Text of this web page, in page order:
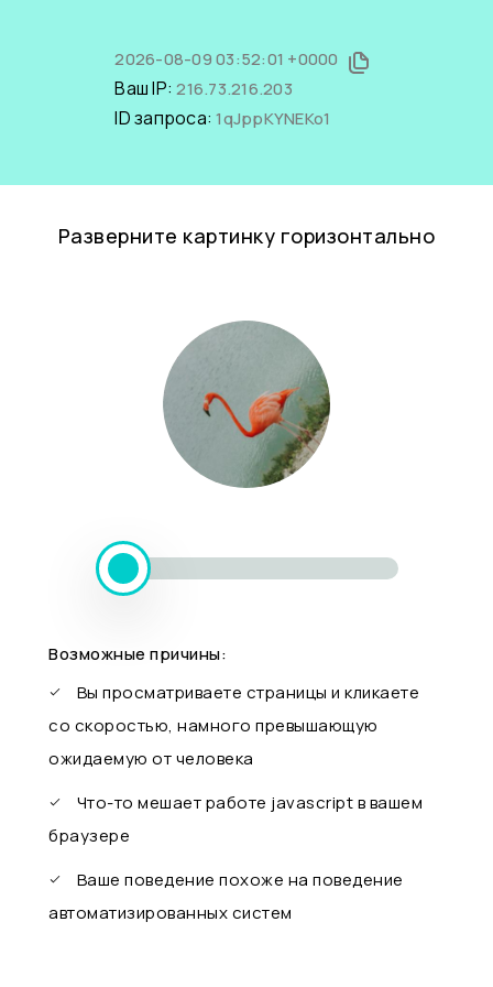
2026-08-09 03:52:01 +0000
Ваш IP:216.73.216.203
ID запроса:1qJppKYNEKo1
Разверните картинку горизонтально
Возможные причины:
Вы просматриваете страницы и кликаете
со скоростью, намного превышающую
ожидаемую от человека
Что-то мешает работе javascript в вашем
браузере
Ваше поведение похоже на поведение
автоматизированных систем